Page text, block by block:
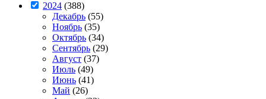
2024 (388)
Декабрь (55)
Ноябрь (35)
Октябрь (34)
Сентябрь (29)
Август (37)
Июль (49)
Июнь (41)
Май (26)